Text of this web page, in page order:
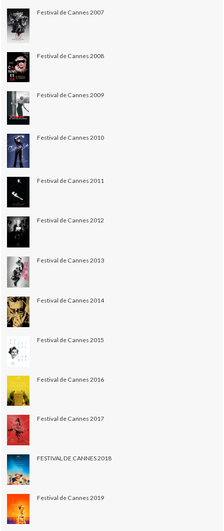
Festival de Cannes 2007
Festival de Cannes 2008
Festival de Cannes 2009
Festival de Cannes 2010
Festival de Cannes 2011
Festival de Cannes 2012
Festival de Cannes 2013
Festival de Cannes 2014
Festival de Cannes 2015
Festival de Cannes 2016
Festival de Cannes 2017
FESTIVAL DE CANNES 2018
Festival de Cannes 2019